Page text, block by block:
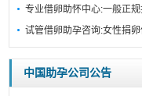
专业借卵助怀中心:一般正
试管借卵助孕咨询:女性捐
中国助孕公司公告